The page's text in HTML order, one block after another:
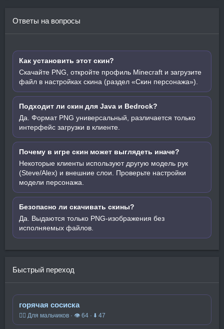
Ответы на вопросы
Как установить этот скин?
Скачайте PNG, откройте профиль Minecraft и загрузите
файл в настройках скина (раздел «Скин персонажа»).
Подходит ли скин для Java и Bedrock?
Да. Формат PNG универсальный, различается только
интерфейс загрузки в клиенте.
Почему в игре скин может выглядеть иначе?
Некоторые клиенты используют другую модель рук
(Steve/Alex) и внешние слои. Проверьте настройки
модели персонажа.
Безопасно ли скачивать скины?
Да. Выдаются только PNG-изображения без
исполняемых файлов.
Быстрый переход
горячая сосиска
🧍‍♂️ Для мальчиков · 👁 64 · ⬇ 47